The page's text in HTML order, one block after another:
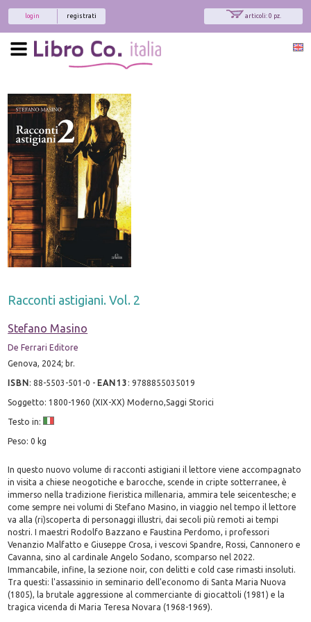
articoli: 0 pz.
registrati
login
Racconti astigiani. Vol. 2
Stefano Masino
De Ferrari Editore
Genova, 2024; br.
ISBN:88-5503-501-0 - EAN13 :9788855035019
Soggetto: 1800-1960 (XIX-XX) Moderno,Saggi Storici
Testo in:
Peso: 0 kg
In questo nuovo volume di racconti astigiani il lettore viene accompagnato
in visita a chiese neogotiche e barocche, scende in cripte sotterranee, è
immerso nella tradizione fieristica millenaria, ammira tele seicentesche; e
come sempre nei volumi di Stefano Masino, in viaggio nel tempo il lettore
va alla (ri)scoperta di personaggi illustri, dai secoli più remoti ai tempi
nostri. I maestri Rodolfo Bazzano e Faustina Perdomo, i professori
Venanzio Malfatto e Giuseppe Crosa, i vescovi Spandre, Rossi, Cannonero e
Cavanna, sino al cardinale Angelo Sodano, scomparso nel 2022.
Immancabile, infine, la sezione noir, con delitti e cold case rimasti insoluti.
Tra questi: l'assassinio in seminario dell'economo di Santa Maria Nuova
(1805), la brutale aggressione al commerciante di giocattoli (1981) e la
tragica vicenda di Maria Teresa Novara (1968-1969).